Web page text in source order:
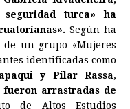
turca» ha
Según ha
de un grupo «Mujeres
identificadas como
y Pilar Rassa,
arrastradas de
de Altos Estudios